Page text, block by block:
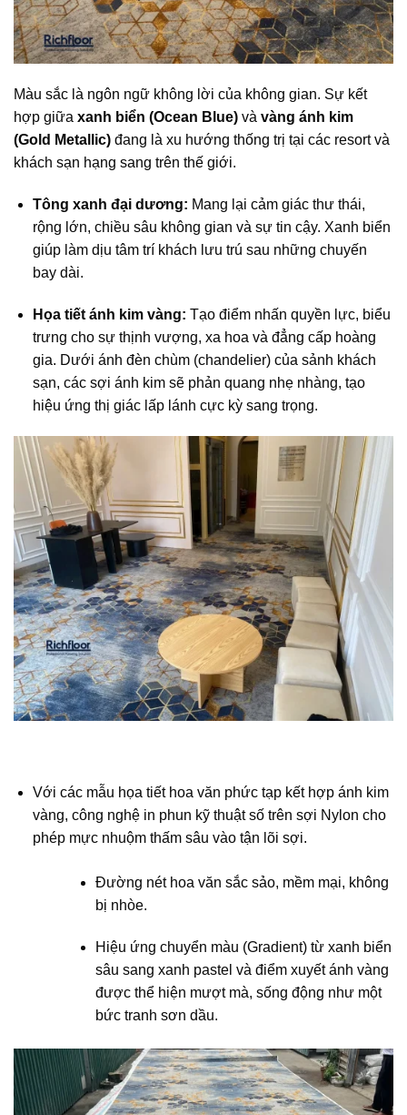
Màu sắc là ngôn ngữ không lời của không gian. Sự kết
hợp giữa xanh biển (Ocean Blue) và vàng ánh kim
(Gold Metallic) đang là xu hướng thống trị tại các resort và
khách sạn hạng sang trên thế giới.
Tông xanh đại dương: Mang lại cảm giác thư thái,
rộng lớn, chiều sâu không gian và sự tin cậy. Xanh biển
giúp làm dịu tâm trí khách lưu trú sau những chuyến
bay dài.
Họa tiết ánh kim vàng: Tạo điểm nhấn quyền lực, biểu
trưng cho sự thịnh vượng, xa hoa và đẳng cấp hoàng
gia. Dưới ánh đèn chùm (chandelier) của sảnh khách
sạn, các sợi ánh kim sẽ phản quang nhẹ nhàng, tạo
hiệu ứng thị giác lấp lánh cực kỳ sang trọng.
Với các mẫu họa tiết hoa văn phức tạp kết hợp ánh kim
vàng, công nghệ in phun kỹ thuật số trên sợi Nylon cho
phép mực nhuộm thấm sâu vào tận lõi sợi.
Đường nét hoa văn sắc sảo, mềm mại, không
bị nhòe.
Hiệu ứng chuyển màu (Gradient) từ xanh biển
sâu sang xanh pastel và điểm xuyết ánh vàng
được thể hiện mượt mà, sống động như một
bức tranh sơn dầu.